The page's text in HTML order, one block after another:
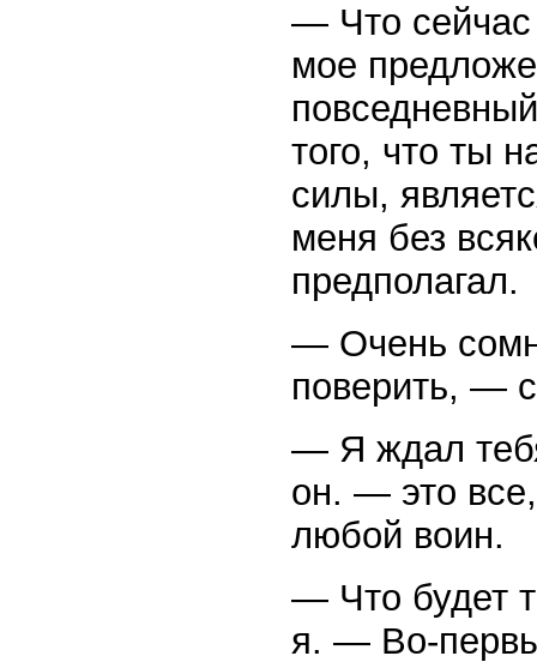
— Что сейчас
мое
того, что ты
силы,
меня без
предполагал.
— Очень
поверить, —
— Я ждал
он. — это все,
любой воин.
— Что будет
я. — Во-